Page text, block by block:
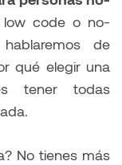
low code o no-
de
qué elegir una
tener todas
No tienes más